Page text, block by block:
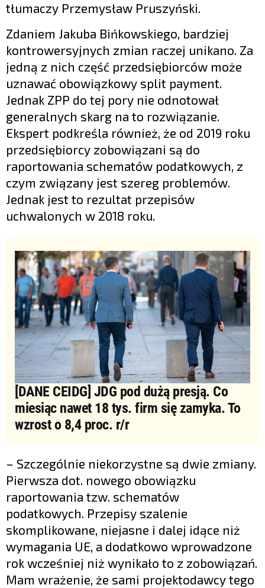
tłumaczy Przemysław Pruszyński.
Zdaniem Jakuba Bińkowskiego, bardziej
kontrowersyjnych zmian raczej unikano. Za
jedną z nich część przedsiębiorców może
uznawać obowiązkowy split payment.
Jednak ZPP do tej pory nie odnotował
generalnych skarg na to rozwiązanie.
Ekspert podkreśla również, że od 2019 roku
przedsiębiorcy zobowiązani są do
raportowania schematów podatkowych, z
czym związany jest szereg problemów.
Jednak jest to rezultat przepisów
uchwalonych w 2018 roku.
[DANE CEIDG] JDG pod dużą presją. Co
miesiąc nawet 18 tys. firm się zamyka. To
wzrost o 8,4 proc. r/r
– Szczególnie niekorzystne są dwie zmiany.
Pierwsza dot. nowego obowiązku
raportowania tzw. schematów
podatkowych. Przepisy szalenie
skomplikowane, niejasne i dalej idące niż
wymagania UE, a dodatkowo wprowadzone
rok wcześniej niż wynikało to z zobowiązań.
Mam wrażenie, że sami projektodawcy tego